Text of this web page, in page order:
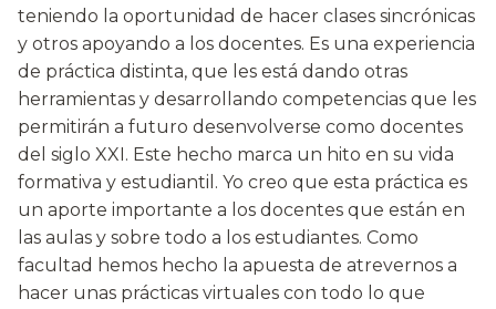
teniendo la oportunidad de hacer clases sincrónicas
y otros apoyando a los docentes. Es una experiencia
de práctica distinta, que les está dando otras
herramientas y desarrollando competencias que les
permitirán a futuro desenvolverse como docentes
del siglo XXI. Este hecho marca un hito en su vida
formativa y estudiantil. Yo creo que esta práctica es
un aporte importante a los docentes que están en
las aulas y sobre todo a los estudiantes. Como
facultad hemos hecho la apuesta de atrevernos a
hacer unas prácticas virtuales con todo lo que